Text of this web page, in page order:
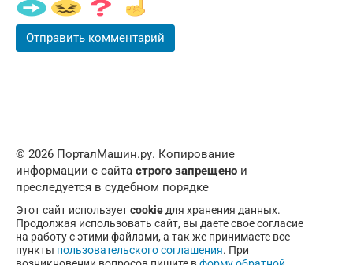
© 2026 ПорталМашин.ру. Копирование
информации с сайта строго запрещено и
преследуется в судебном порядке
Этот сайт используетcookieдля хранения данных.
Продолжая использовать сайт, вы даете свое согласие
на работу с этими файлами, а так же принимаете все
пункты пользовательского соглашения. При